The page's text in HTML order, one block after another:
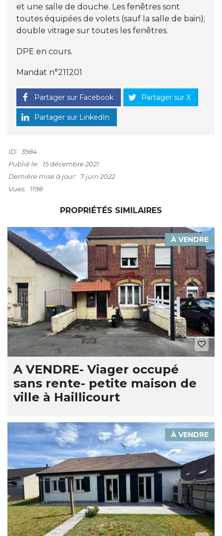
et une salle de douche. Les fenêtres sont
toutes équipées de volets (sauf la salle de bain);
double vitrage sur toutes les fenêtres.
DPE en cours.
Mandat n°211201
Partager sur Facebook Partager sur X
Partager sur LinkedIn
ID: 3984
Publié le: 15 décembre 2021
Dernière mise à jour: 7 juin 2022
Vues: 1198
PROPRIÉTÉS SIMILAIRES
À VENDRE
A VENDRE- Viager occupé
sans rente- petite maison de
ville à Haillicourt
À VENDRE